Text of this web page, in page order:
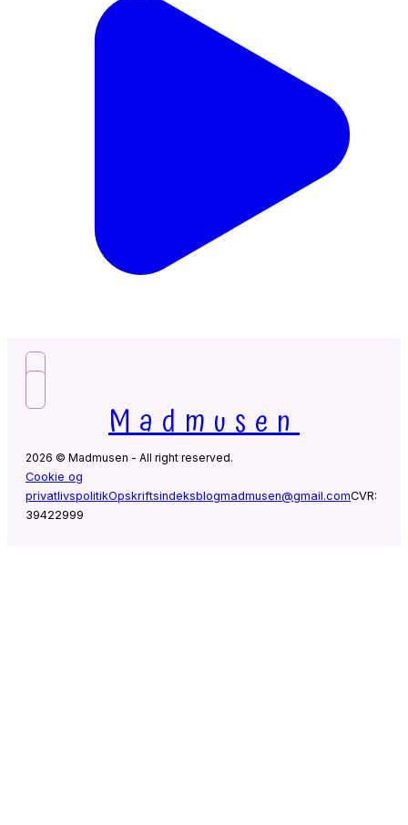
Madmusen
2026 © Madmusen - All right reserved.
Cookie og
privatlivspolitikOpskriftsindeksblogmadmusen@gmail.comCVR:
39422999